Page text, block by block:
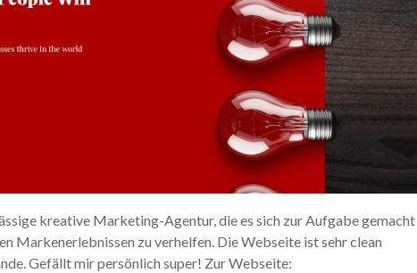
kreative Marketing-Agentur, die es sich zur Aufgabe gemacht
Markenerlebnissen zu verhelfen. Die Webseite ist sehr clean
Gefällt mir persönlich super! Zur Webseite: